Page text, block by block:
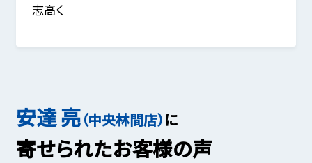
志高く
安達 亮（中央林間店）に
寄せられたお客様の声